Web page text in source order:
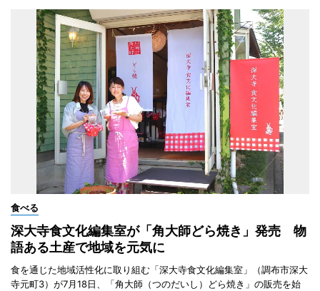
食べる
深大寺食文化編集室が「角大師どら焼き」発売 物
語ある土産で地域を元気に
食を通じた地域活性化に取り組む「深大寺食文化編集室」（調布市深大
寺元町3）が7月18日、「角大師（つのだいし）どら焼き」の販売を始